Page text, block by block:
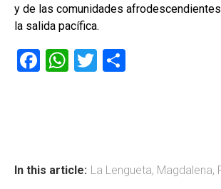
y de las comunidades
la salida pacífica.
F
ok
W
p
T
tir
In this article: La Lengueta, Magdalena,